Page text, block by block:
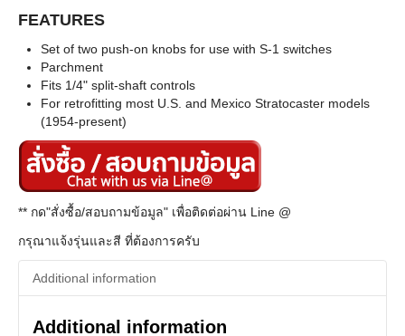
FEATURES
Set of two push-on knobs for use with S-1 switches
Parchment
Fits 1/4" split-shaft controls
For retrofitting most U.S. and Mexico Stratocaster models
(1954-present)
** กด"สั่งซื้อ/สอบถามข้อมูล" เพื่อติดต่อผ่าน Line @
กรุณาแจ้งรุ่นและสี ที่ต้องการครับ
Additional information
Additional information